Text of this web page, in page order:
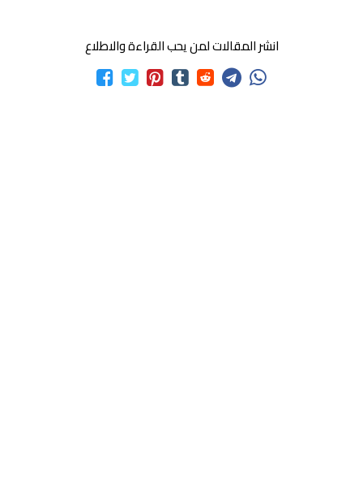
انشر المقالات لمن يحب القراءة والاطلاع